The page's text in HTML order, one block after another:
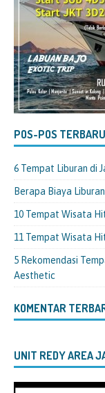
POS-POS TERBARU
6 Tempat Liburan di
Berapa Biaya
10 Tempat Wisata
11 Tempat Wisata
5 Rekomendasi
Aesthetic
KOMENTAR
UNIT REDY AREA